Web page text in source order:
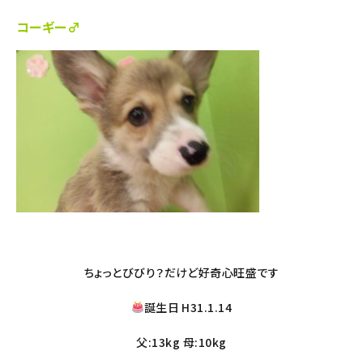
コーギー♂
ちょっとびびり？だけど好奇心旺盛です
誕生日 H31.1.14
父:13kg 母:10kg